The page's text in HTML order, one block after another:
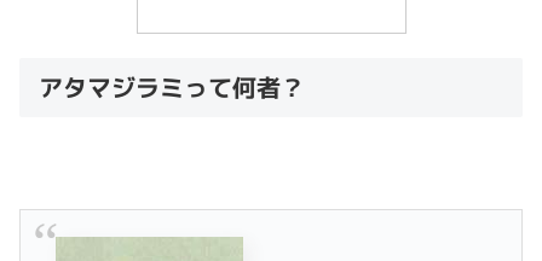
アタマジラミって何者？